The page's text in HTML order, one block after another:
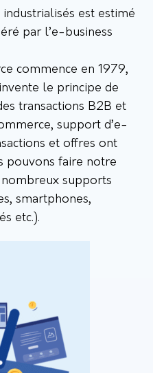
est estimé
par l’e-business
commence en 1979,
le principe de
transactions B2B et
support d’e-
et offres ont
pouvons faire notre
supports
smartphones,
etc.).